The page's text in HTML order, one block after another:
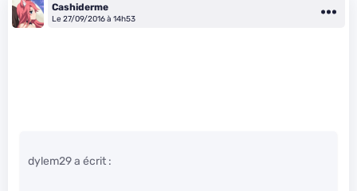
Cashiderme
Le 27/09/2016 à 14h53
dylem29 a écrit :